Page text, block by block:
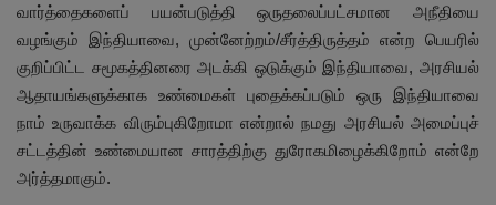
வார்த்தைகளைப் பயன்படுத்தி ஒருதலைப்பட்சமான அநீதியை
வழங்கும் இந்தியாவை, முன்னேற்றம்/சீர்த்திருத்தம் என்ற பெயரில்
குறிப்பிட்ட சமூகத்தினரை அடக்கி ஒடுக்கும் இந்தியாவை, அரசியல்
ஆதாயங்களுக்காக உண்மைகள் புதைக்கப்படும் ஒரு இந்தியாவை
நாம் உருவாக்க விரும்புகிறோமா என்றால் நமது அரசியல் அமைப்புச்
சட்டத்தின் உண்மையான சாரத்திற்கு துரோகமிழைக்கிறோம் என்றே
அர்த்தமாகும்.